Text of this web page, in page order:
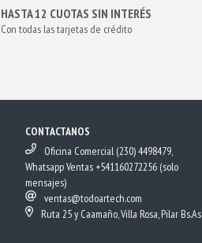
HASTA 12 CUOTAS SIN INTERÉS
Con todas las tarjetas de crédito
CONTACTANOS
Oficina Comercial (230) 4498479,
Whatsapp Ventas +541160272256 (solo
mensajes)
ventas@todoartech.com
Ruta 25 y Caamaño, Villa Rosa, Pilar Bs.As